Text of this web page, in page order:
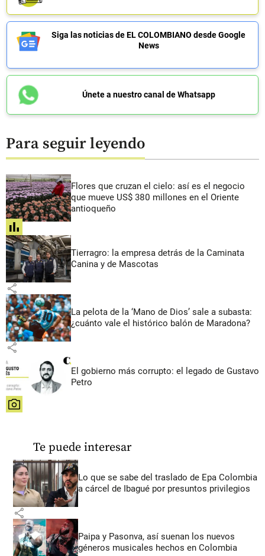
Siga las noticias de EL COLOMBIANO desde Google
News
Únete a nuestro canal de Whatsapp
Para seguir leyendo
Flores que cruzan el cielo: así es el negocio
que mueve US$ 380 millones en el Oriente
antioqueño
share
Tierragro: la empresa detrás de la Caminata
Canina y de Mascotas
share
La pelota de la ‘Mano de Dios’ sale a subasta:
¿cuánto vale el histórico balón de Maradona?
share
El gobierno más corrupto: el legado de Gustavo
Petro
share
Te puede interesar
Lo que se sabe del traslado de Epa Colombia
a cárcel de Ibagué por presuntos privilegios
share
Paipa y Pasonva, así suenan los nuevos
géneros musicales hechos en Colombia